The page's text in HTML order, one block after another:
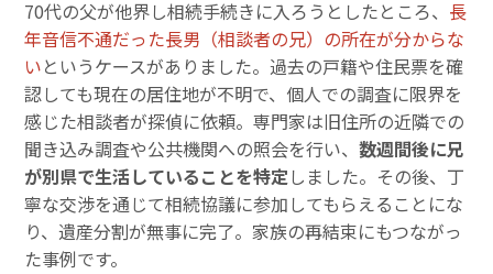
70代の父が他界し相続手続きに入ろうとしたところ、 長
年音信不通だった長男（相談者の兄）の所在が分からな
いというケースがありました。過去の戸籍や住民票を確
認しても現在の居住地が不明で、個人での調査に限界を
感じた相談者が探偵に依頼。専門家は旧住所の近隣での
聞き込み調査や公共機関への照会を行い、数週間後に兄
が別県で生活していることを特定しました。その後、丁
寧な交渉を通じて相続協議に参加してもらえることにな
り、遺産分割が無事に完了。家族の再結束にもつながっ
た事例です。